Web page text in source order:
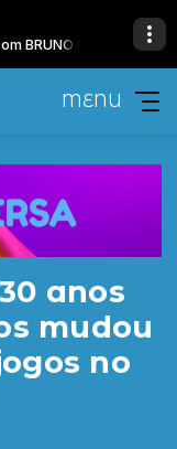
HENRIQUE
MENU
anos
mudou
no